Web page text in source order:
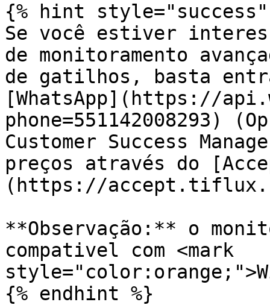
{% hint style="success"
Se você estiver
de monitoramento
de gatilhos, basta
[WhatsApp](https://
phone=551142008293)
Customer Success
preços através do
(https://
**Observação:** o
compativel com <mark
{% endhint %}